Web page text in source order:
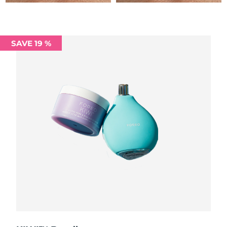
SAVE 19 %
Polen
Förväntad leverans
Förväntad leverans
Förväntad leverans
Singapore